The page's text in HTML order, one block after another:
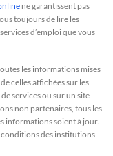
ne garantissent pas
toujours de lire les
d’emploi que vous
les informations mises
celles affichées sur les
services ou sur un site
non partenaires, tous les
informations soient à jour.
conditions des institutions